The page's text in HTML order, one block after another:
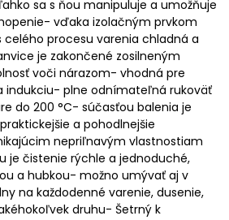
sa s ňou manipuluje a umožňuje
vďaka izolačným prvkom
celého procesu varenia chladná a
je zakončené zosilneným
voči nárazom- vhodná pre
indukciu- plne odnímateľná rukoväť
do 200 °C- súčasťou balenia je
a pohodlnejšie
nepriľnavým vlastnostiam
je čistenie rýchle a jednoduché,
a hubkou- možno umývať aj v
na každodenné varenie, dusenie,
druhu- Šetrný k